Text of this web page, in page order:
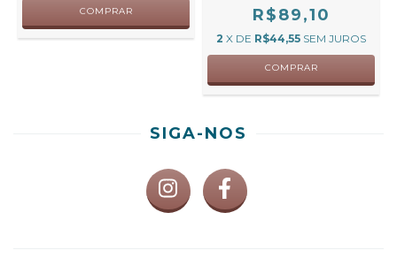
COMPRAR R$89,10
2 X DE R$44,55 SEM JUROS
COMPRAR
SIGA-NOS